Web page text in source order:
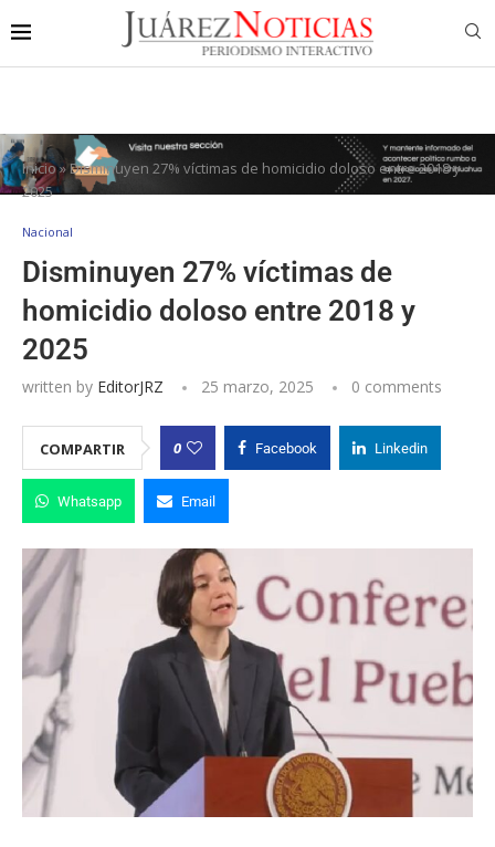
Inicio»Disminuyen 27% víctimas de homicidio doloso entre 2018 y
2025
Nacional
Disminuyen 27% víctimas de
homicidio doloso entre 2018 y
2025
written by EditorJRZ 25 marzo, 2025 0 comments
COMPARTIR 0 Facebook Linkedin
Whatsapp Email